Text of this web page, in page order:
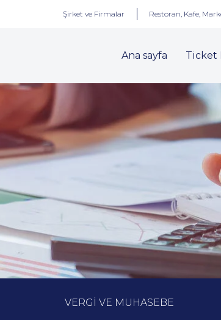
Şirket ve Firmalar Restoran, Kafe,
Ana sayfa Ticket
VERGİ VE MUHASEBE